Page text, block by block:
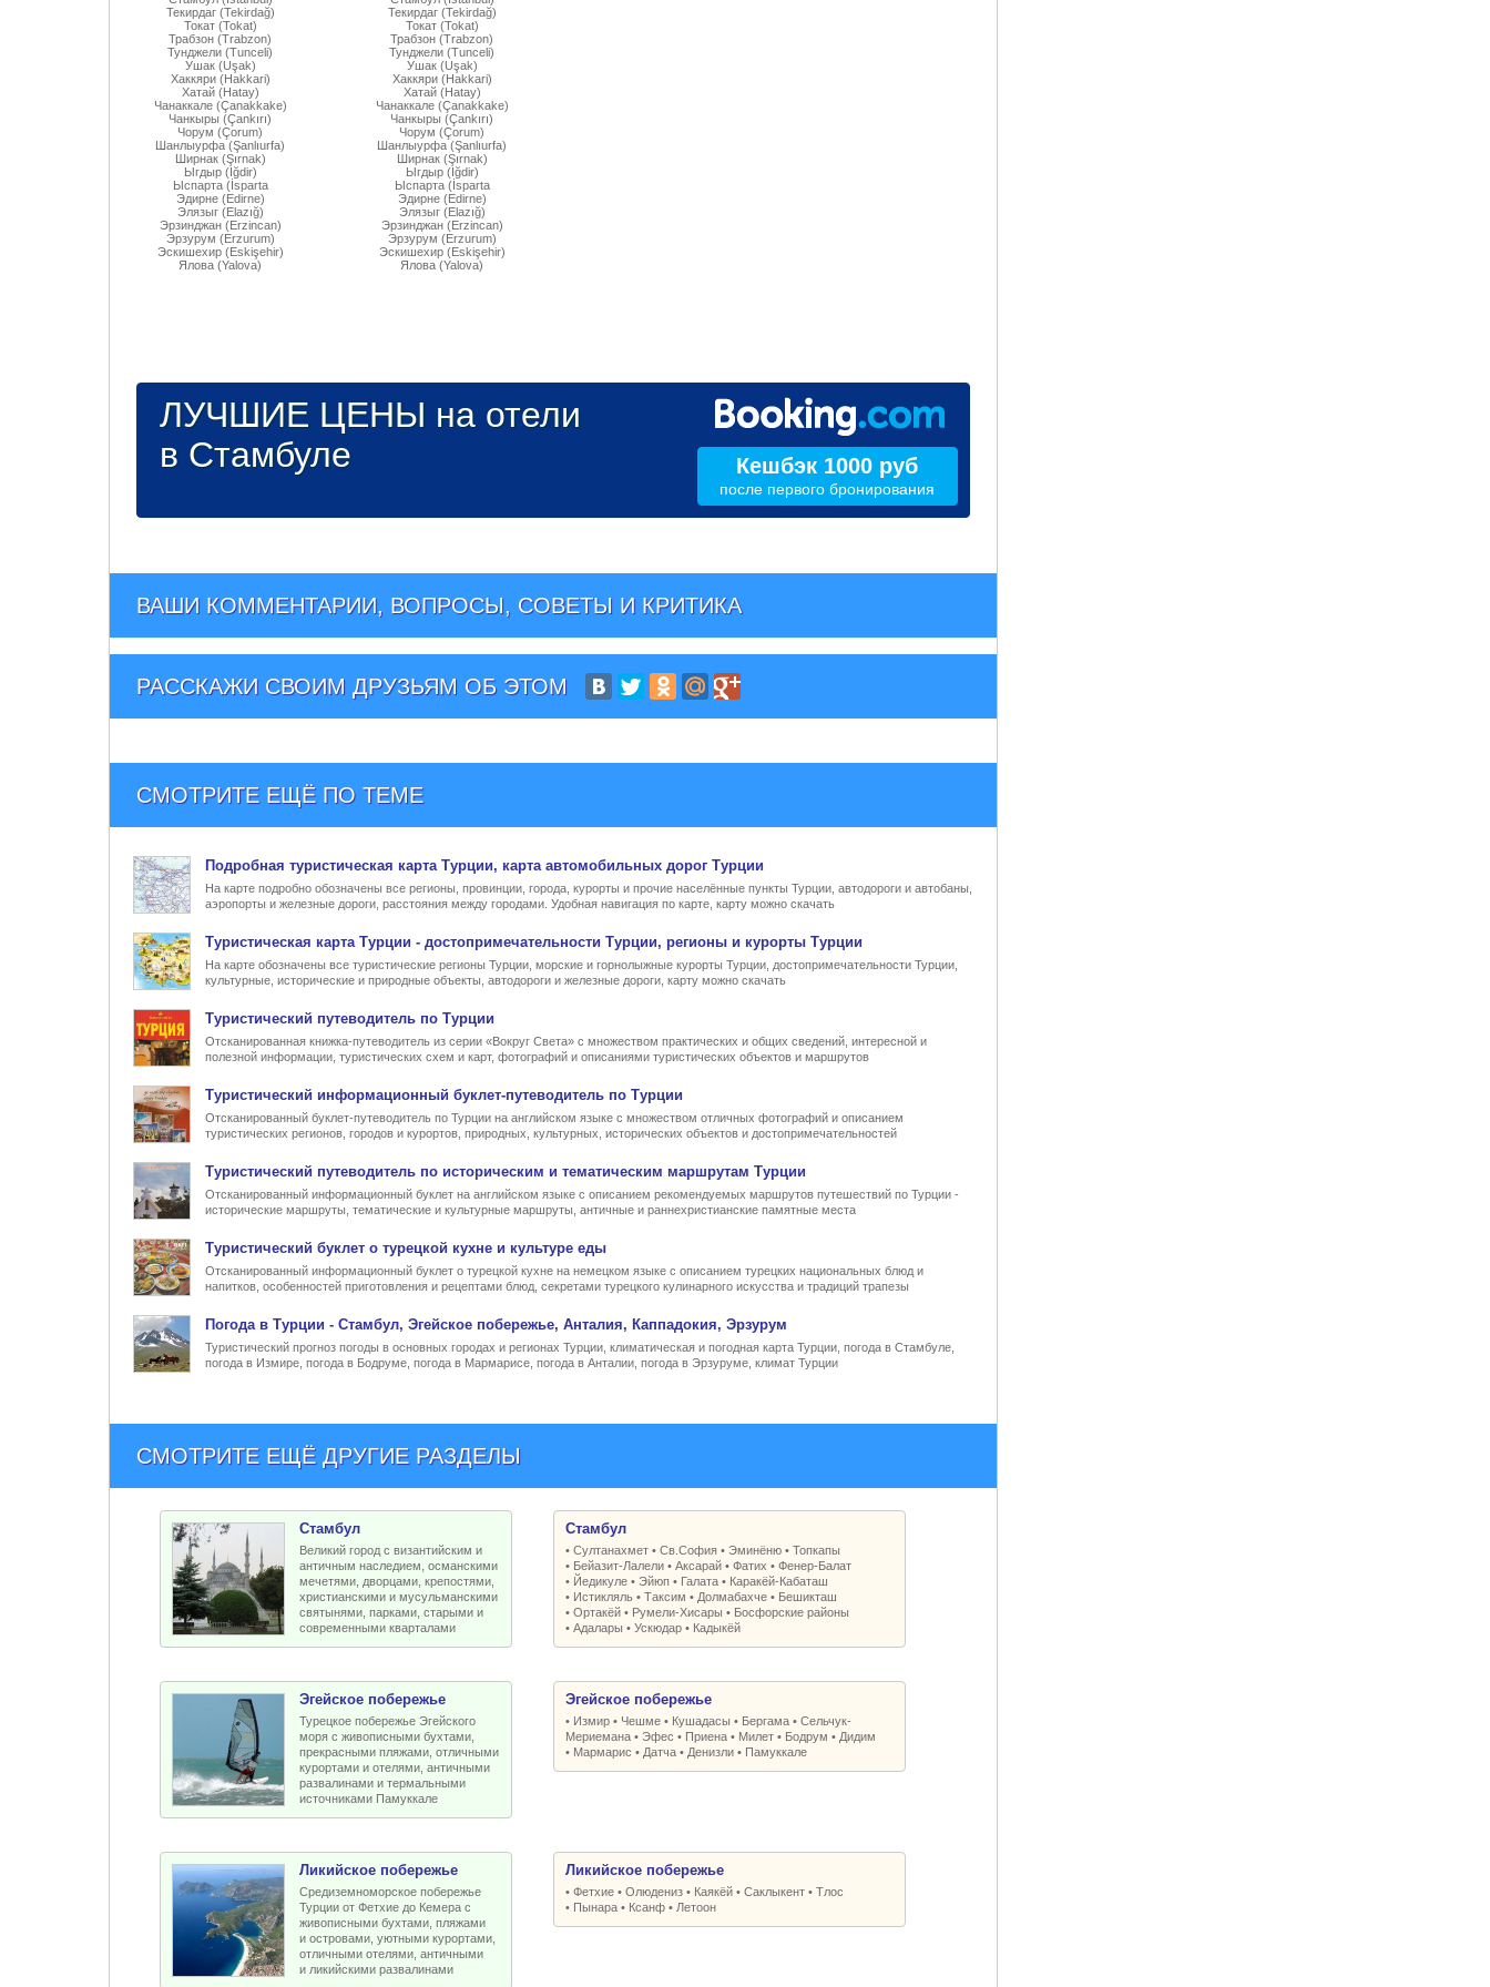
Текирдаг (Tekirdağ)
Токат (Tokat)
Трабзон (Trabzon)
Тунджели (Tunceli)
Ушак (Uşak)
Хаккяри (Hakkari)
Хатай (Hatay)
Чанаккале (Çanakkake)
Чанкыры (Çankırı)
Чорум (Çorum)
Шанлыурфа (Şanlıurfa)
Ширнак (Şırnak)
Ыгдыр (Iğdir)
Ыспарта (İsparta
Эдирне (Edirne)
Элязыг (Elazığ)
Эрзинджан (Erzincan)
Эрзурум (Erzurum)
Эскишехир (Eskişehir)
Ялова (Yalova)
Текирдаг (Tekirdağ)
Токат (Tokat)
Трабзон (Trabzon)
Тунджели (Tunceli)
Ушак (Uşak)
Хаккяри (Hakkari)
Хатай (Hatay)
Чанаккале (Çanakkake)
Чанкыры (Çankırı)
Чорум (Çorum)
Шанлыурфа (Şanlıurfa)
Ширнак (Şırnak)
Ыгдыр (Iğdir)
Ыспарта (İsparta
Эдирне (Edirne)
Элязыг (Elazığ)
Эрзинджан (Erzincan)
Эрзурум (Erzurum)
Эскишехир (Eskişehir)
Ялова (Yalova)
ЛУЧШИЕ ЦЕНЫ на отели
в Стамбуле
Кешбэк 1000 руб
после первого бронирования
ВАШИ КОММЕНТАРИИ, ВОПРОСЫ, СОВЕТЫ И КРИТИКА
РАССКАЖИ СВОИМ ДРУЗЬЯМ ОБ ЭТОМ
СМОТРИТЕ ЕЩЁ ПО ТЕМЕ
Подробная туристическая карта Турции, карта автомобильных дорог Турции
На карте подробно обозначены все регионы, провинции, города, курорты и прочие населённые пункты Турции, автодороги и автобаны,
аэропорты и железные дороги, расстояния между городами. Удобная навигация по карте, карту можно скачать
Туристическая карта Турции - достопримечательности Турции, регионы и курорты Турции
На карте обозначены все туристические регионы Турции, морские и горнолыжные курорты Турции, достопримечательности Турции,
культурные, исторические и природные объекты, автодороги и железные дороги, карту можно скачать
Туристический путеводитель по Турции
Отсканированная книжка-путеводитель из серии «Вокруг Света» с множеством практических и общих сведений, интересной и
полезной информации, туристических схем и карт, фотографий и описаниями туристических объектов и маршрутов
Туристический информационный буклет-путеводитель по Турции
Отсканированный буклет-путеводитель по Турции на английском языке с множеством отличных фотографий и описанием
туристических регионов, городов и курортов, природных, культурных, исторических объектов и достопримечательностей
Туристический путеводитель по историческим и тематическим маршрутам Турции
Отсканированный информационный буклет на английском языке с описанием рекомендуемых маршрутов путешествий по Турции -
исторические маршруты, тематические и культурные маршруты, античные и раннехристианские памятные места
Туристический буклет о турецкой кухнеи культуре еды
Отсканированный информационный буклет о турецкой кухне на немецком языке с описанием турецких национальных блюд и
напитков, особенностей приготовления и рецептами блюд, секретами турецкого кулинарного искусства и традиций трапезы
Погода в Турции - Стамбул, Эгейское побережье, Анталия, Каппадокия, Эрзурум
Туристический прогноз погоды в основных городах и регионах Турции, климатическая и погодная карта Турции, погода в Стамбуле,
погода в Измире, погода в Бодруме, погода в Мармарисе, погода в Анталии, погода в Эрзуруме, климат Турции
СМОТРИТЕ ЕЩЁ ДРУГИЕ РАЗДЕЛЫ
Стамбул
Великий город с византийским и
античным наследием, османскими
мечетями, дворцами, крепостями,
христианскими и мусульманскими
святынями, парками, старыми и
современными кварталами
Стамбул
• Султанахмет• Св.София• Эминёню• Топкапы
• Бейазит-Лалели• Аксарай• Фатих • Фенер-Балат
• Йедикуле• Эйюп• Галата• Каракёй-Кабаташ
• Истикляль• Таксим • Долмабахче• Бешикташ
• Ортакёй• Румели-Xисары • Босфорские районы
• Адалары • Ускюдар• Кадыкёй
Эгейское побережье
Турецкое побережье Эгейского
моря с живописными бухтами,
прекрасными пляжами, отличными
курортами и отелями, античными
развалинами и термальными
источниками Памуккале
Эгейское побережье
• Измир• Чешме• Кушадасы • Бергама• Сельчук-
Мериемана• Эфес • Приена• Милет• Бодрум • Дидим
• Мармарис • Датча• Денизли• Памуккале
Ликийское побережье
Средиземноморское побережье
Турции от Фетхие до Кемера с
живописными бухтами, пляжами
и островами, уютными курортами,
отличными отелями, античными
и ликийскими развалинами
Ликийское побережье
• Фетхие• Олюдениз• Каякёй• Саклыкент• Тлос
• Пынара• Ксанф• Летоон